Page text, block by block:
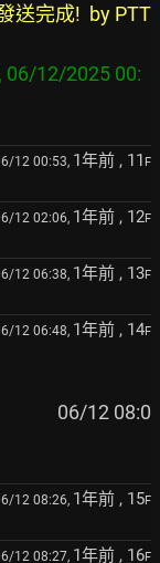
送完成!  by PTT
06/12/2025 00:
12 00:53, 1年前 , 11 F
12 02:06, 1年前 , 12F
12 06:38, 1年前 , 13F
12 06:48, 1年前 , 14F
06/12 08:0
12 08:26, 1年前 , 15F
12 08:27, 1年前 , 16F